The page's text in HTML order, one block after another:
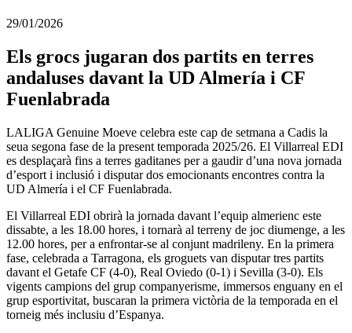
29/01/2026
Els grocs jugaran dos partits en terres
andaluses davant la UD Almería i CF
Fuenlabrada
LALIGA Genuine Moeve celebra este cap de setmana a Cadis la
seua segona fase de la present temporada 2025/26. El Villarreal EDI
es desplaçarà fins a terres gaditanes per a gaudir d’una nova jornada
d’esport i inclusió i disputar dos emocionants encontres contra la
UD Almería i el CF Fuenlabrada.
El Villarreal EDI obrirà la jornada davant l’equip almerienc este
dissabte, a les 18.00 hores, i tornarà al terreny de joc diumenge, a les
12.00 hores, per a enfrontar-se al conjunt madrileny. En la primera
fase, celebrada a Tarragona, els groguets van disputar tres partits
davant el Getafe CF (4-0), Real Oviedo (0-1) i Sevilla (3-0). Els
vigents campions del grup companyerisme, immersos enguany en el
grup esportivitat, buscaran la primera victòria de la temporada en el
torneig més inclusiu d’Espanya.